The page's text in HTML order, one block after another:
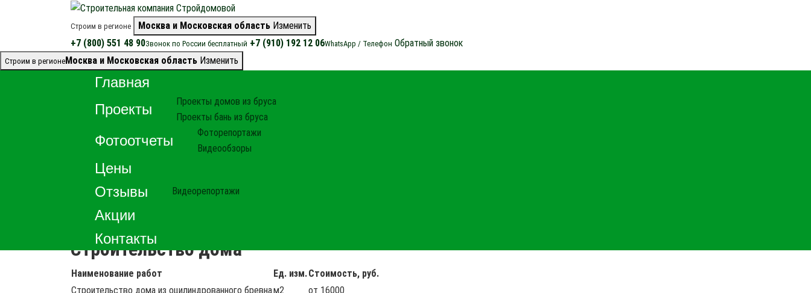
Строим в регионе Москва и Московская область Изменить
+7 (800) 551 48 90Звонок по России бесплатный +7 (910) 192 12 06WhatsApp / Телефон Обратный звонок
Строим в регионеМосква и Московская область Изменить
Главная
Проекты
Проекты домов из бруса
Проекты бань из бруса
Фотоотчеты
Фоторепортажи
Видеообзоры
Цены
Отзывы
Видеорепортажи
Акции
Контакты
Цены на строительство домов из бруса
Цены на строительство домов из бруса
Цены
Строительство дома
Наименование работ Ед. изм.Стоимость, руб.
Строительство дома из оцилиндрованного бревнам2
от 16000